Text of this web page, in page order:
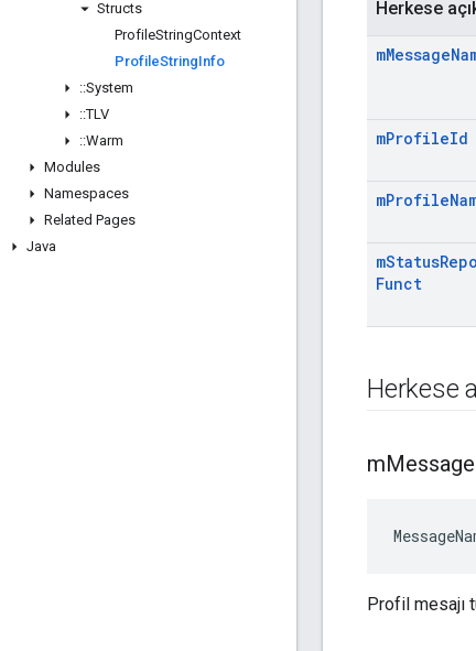
Structs
ProfileStringContext
ProfileStringInfo
::System
::TLV
::Warm
Modules
Namespaces
Related Pages
Java
Herkese
mMessage
mProfileId
mProfile
mStatus
Funct
Herkese
mMessage
Profil mesajı